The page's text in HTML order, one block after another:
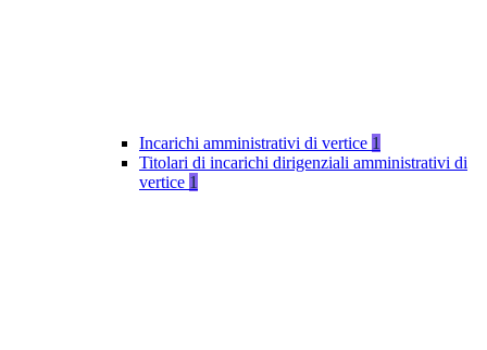
Incarichi amministrativi di vertice 1
Titolari di incarichi dirigenziali amministrativi di
vertice 1